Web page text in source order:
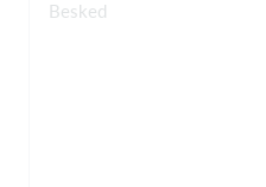
Besked